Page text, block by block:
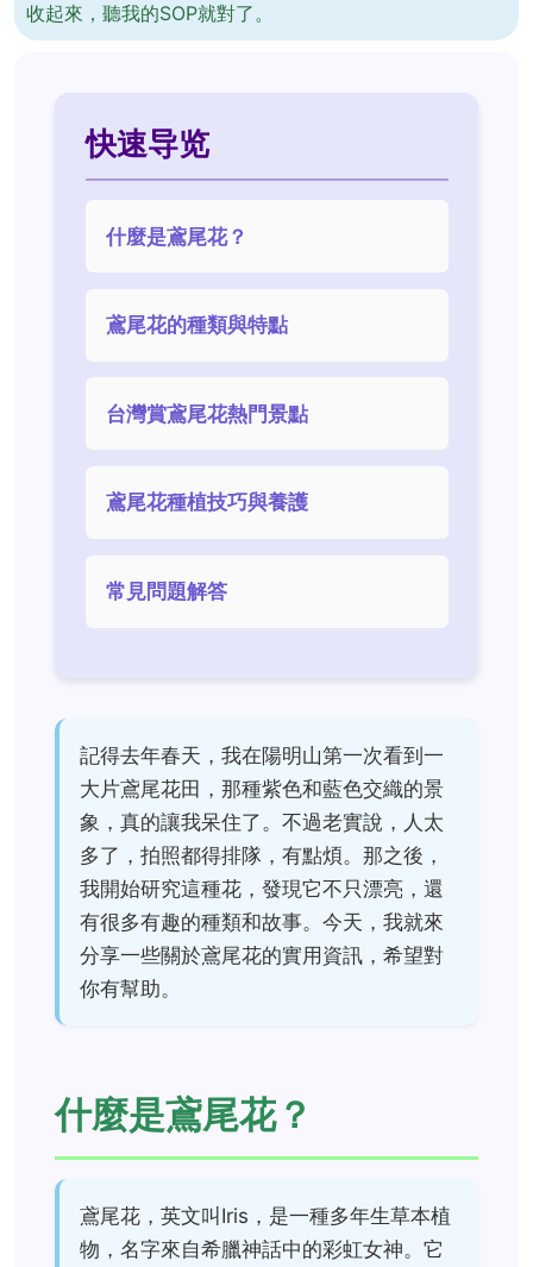
收起來，聽我的SOP就對了。
快速导览
什麼是鳶尾花？
鳶尾花的種類與特點
台灣賞鳶尾花熱門景點
鳶尾花種植技巧與養護
常見問題解答
記得去年春天，我在陽明山第一次看到一
大片鳶尾花田，那種紫色和藍色交織的景
象，真的讓我呆住了。不過老實說，人太
多了，拍照都得排隊，有點煩。那之後，
我開始研究這種花，發現它不只漂亮，還
有很多有趣的種類和故事。今天，我就來
分享一些關於鳶尾花的實用資訊，希望對
你有幫助。
什麼是鳶尾花？
鳶尾花，英文叫Iris，是一種多年生草本植
物，名字來自希臘神話中的彩虹女神。它